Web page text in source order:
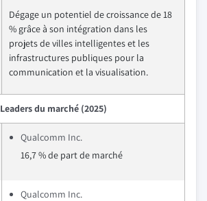
Dégage un potentiel de croissance de 18
% grâce à son intégration dans les
projets de villes intelligentes et les
infrastructures publiques pour la
communication et la visualisation.
Leaders du marché (2025)
Qualcomm Inc.
16,7 % de part de marché
Qualcomm Inc.